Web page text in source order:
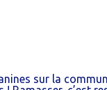
sur la